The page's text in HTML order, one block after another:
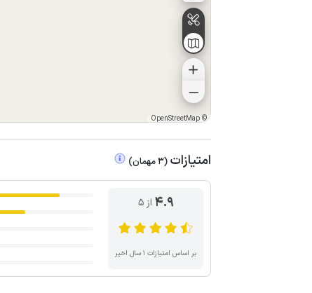
©
OpenStreetMap
امتیازات (
3مهمان)
4.9 از ۵
بر اساس امتیازات ۱ سال اخیر